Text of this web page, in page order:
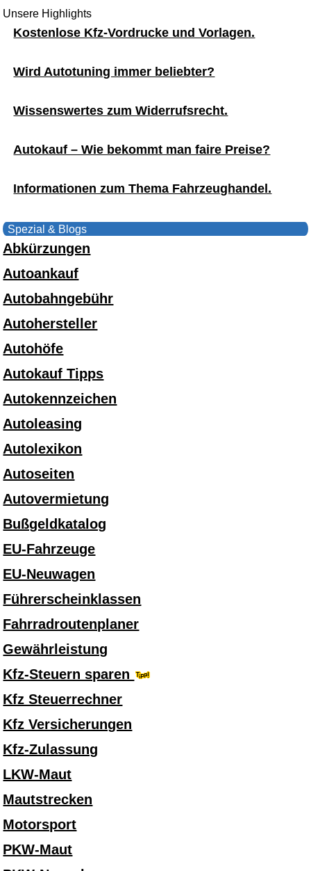
Unsere Highlights
Kostenlose Kfz-Vordrucke und Vorlagen.
Wird Autotuning immer beliebter?
Wissenswertes zum Widerrufsrecht.
Autokauf – Wie bekommt man faire Preise?
Informationen zum Thema Fahrzeughandel.
Spezial & Blogs
Abkürzungen
Autoankauf
Autobahngebühr
Autohersteller
Autohöfe
Autokauf Tipps
Autokennzeichen
Autoleasing
Autolexikon
Autoseiten
Autovermietung
Bußgeldkatalog
EU-Fahrzeuge
EU-Neuwagen
Führerscheinklassen
Fahrradroutenplaner
Gewährleistung
Kfz-Steuern sparen
Kfz Steuerrechner
Kfz Versicherungen
Kfz-Zulassung
LKW-Maut
Mautstrecken
Motorsport
PKW-Maut